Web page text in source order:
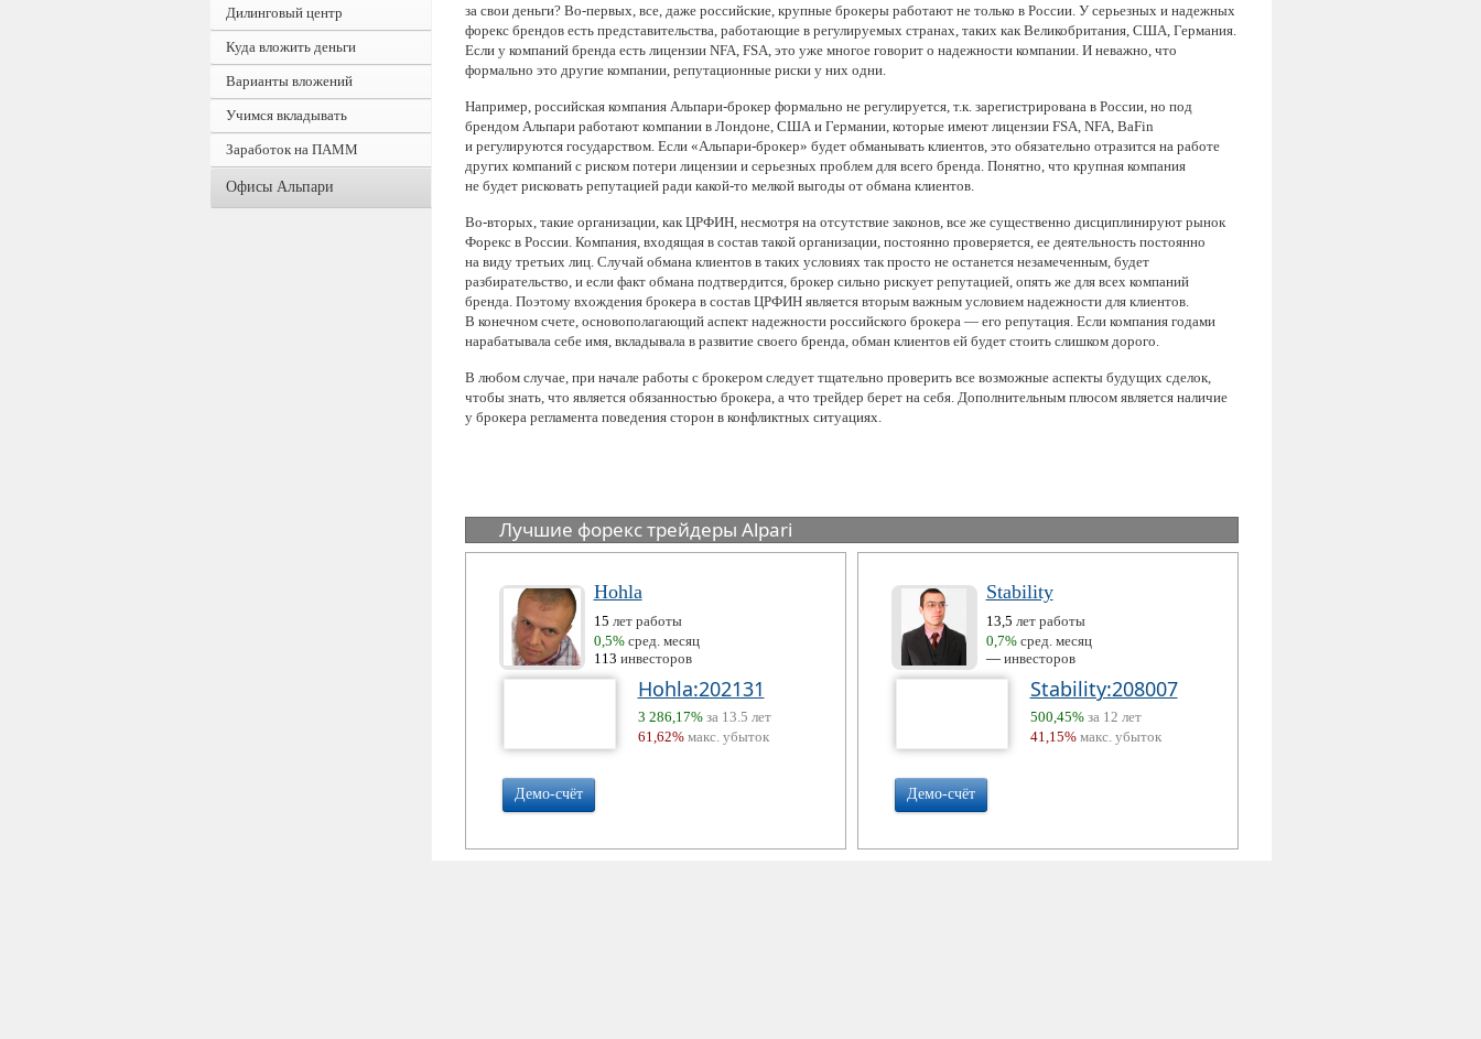
Дилинговый центр
Куда вложить деньги
Варианты вложений
Учимся вкладывать
Заработок на ПАММ
Офисы Альпари
за свои деньги? Во-первых, все, даже российские, крупные брокеры работают не только в России. У серьезных и надежных
форекс брендов есть представительства, работающие в регулируемых странах, таких как Великобритания, США, Германия.
Если у компаний бренда есть лицензии NFA, FSA, это уже многое говорит о надежности компании. И неважно, что
формально это другие компании, репутационные риски у них одни.
Например, российская компания Альпари-брокер формально не регулируется, т.к. зарегистрирована в России, но под
брендом Альпари работают компании в Лондоне, США и Германии, которые имеют лицензии FSA, NFA, BaFin
и регулируются государством. Если «Альпари-брокер» будет обманывать клиентов, это обязательно отразится на работе
других компаний с риском потери лицензии и серьезных проблем для всего бренда. Понятно, что крупная компания
не будет рисковать репутацией ради какой-то мелкой выгоды от обмана клиентов.
Во-вторых, такие организации, как ЦРФИН, несмотря на отсутствие законов, все же существенно дисциплинируют рынок
Форекс в России. Компания, входящая в состав такой организации, постоянно проверяется, ее деятельность постоянно
на виду третьих лиц. Случай обмана клиентов в таких условиях так просто не останется незамеченным, будет
разбирательство, и если факт обмана подтвердится, брокер сильно рискует репутацией, опять же для всех компаний
бренда. Поэтому вхождения брокера в состав ЦРФИН является вторым важным условием надежности для клиентов.
В конечном счете, основополагающий аспект надежности российского брокера — его репутация. Если компания годами
нарабатывала себе имя, вкладывала в развитие своего бренда, обман клиентов ей будет стоить слишком дорого.
В любом случае, при начале работы с брокером следует тщательно проверить все возможные аспекты будущих сделок,
чтобы знать, что является обязанностью брокера, а что трейдер берет на себя. Дополнительным плюсом является наличие
у брокера регламента поведения сторон в конфликтных ситуациях.
Лучшие форекс трейдеры Alpari
Hohla
15 лет работы
0,5% сред. месяц
113 инвесторов
Hohla:202131
3 286,17% за 13.5 лет
61,62% макс. убыток
Демо-счёт
Stability
13,5 лет работы
0,7% сред. месяц
— инвесторов
Stability:208007
500,45% за 12 лет
41,15% макс. убыток
Демо-счёт